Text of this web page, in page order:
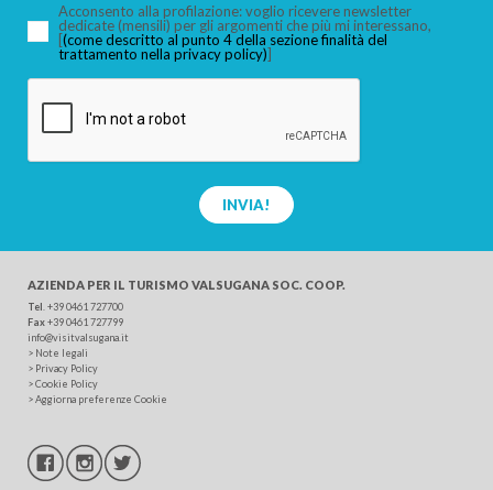
Acconsento alla profilazione: voglio ricevere newsletter
dedicate (mensili) per gli argomenti che più mi interessano,
[(come descritto al punto 4 della sezione finalità del
trattamento nella privacy policy)]
INVIA!
AZIENDA PER IL TURISMO VALSUGANA SOC. COOP.
Tel +39 0461 727700
Fax+39 0461 727799
info@visitvalsugana.it
> Note legali
> Privacy Policy
>Cookie Policy
>Aggiorna preferenze Cookie